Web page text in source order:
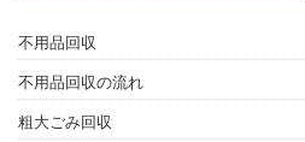
不用品回収
不用品回収の流れ
粗大ごみ回収